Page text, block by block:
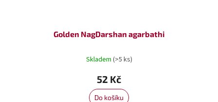
Golden NagDarshan agarbathi
Skladem (>5 ks)
52 Kč
Do košíku